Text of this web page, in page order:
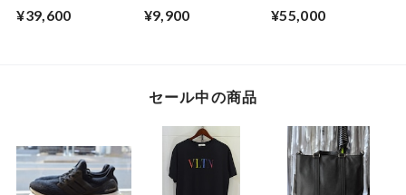
¥39,600 ¥9,900
JACKET
¥55,000
セール中の商品